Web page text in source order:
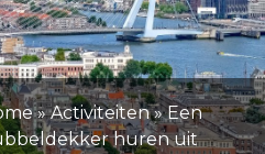
»Activiteiten»Een
huren uit